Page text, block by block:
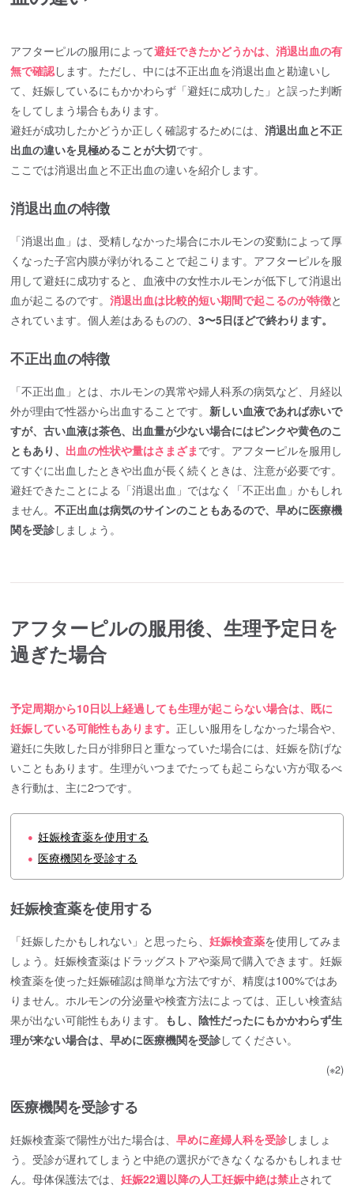
アフターピルの服用によって避妊できたかどうかは、消退出血の有
無で確認します。ただし、中には不正出血を消退出血と勘違いし
て、妊娠しているにもかかわらず「避妊に成功した」と誤った判断
をしてしまう場合もあります。
避妊が成功したかどうか正しく確認するためには、消退出血と不正
出血の違いを見極めることが大切です。
ここでは消退出血と不正出血の違いを紹介します。
消退出血の特徴
「消退出血」は、受精しなかった場合にホルモンの変動によって厚
くなった子宮内膜が剥がれることで起こります。アフターピルを服
用して避妊に成功すると、血液中の女性ホルモンが低下して消退出
血が起こるのです。消退出血は比較的短い期間で起こるのが特徴と
されています。個人差はあるものの、3〜5日ほどで終わります。
不正出血の特徴
「不正出血」とは、ホルモンの異常や婦人科系の病気など、月経以
外が理由で性器から出血することです。 新しい血液であれば赤いで
すが、古い血液は茶色、出血量が少ない場合にはピンクや黄色のこ
ともあり、 出血の性状や量はさまざま です。アフターピルを服用し
てすぐに出血したときや出血が長く続くときは、注意が必要です。
避妊できたことによる「消退出血」ではなく「不正出血」かもしれ
ません。不正出血は病気のサインのこともあるので、早めに医療機
関を受診しましょう。
アフターピルの服用後、生理予定日を
過ぎた場合
予定周期から10日以上経過しても生理が起こらない場合は、既に
妊娠している可能性もあります。 正しい服用をしなかった場合や、
避妊に失敗した日が排卵日と重なっていた場合には、妊娠を防げな
いこともあります。生理がいつまでたっても起こらない方が取るべ
き行動は、主に2つです。
● 妊娠検査薬を使用する
● 医療機関を受診する
妊娠検査薬を使用する
「妊娠したかもしれない」と思ったら、妊娠検査薬を使用してみま
しょう。妊娠検査薬はドラッグストアや薬局で購入できます。妊娠
検査薬を使った妊娠確認は簡単な方法ですが、精度は100%ではあ
りません。ホルモンの分泌量や検査方法によっては、正しい検査結
果が出ない可能性もあります。 もし、陰性だったにもかかわらず生
理が来ない場合は、早めに医療機関を受診してください。
(※2)
医療機関を受診する
妊娠検査薬で陽性が出た場合は、早めに産婦人科を受診しましょ
う。受診が遅れてしまうと中絶の選択ができなくなるかもしれませ
ん。母体保護法では、妊娠22週以降の人工妊娠中絶は禁止されて